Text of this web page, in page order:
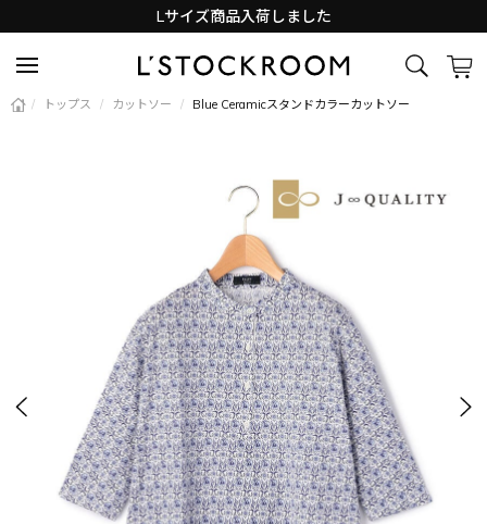
Lサイズ商品入荷しました
/ トップス / カットソー / Blue Ceramicスタンドカラーカットソー